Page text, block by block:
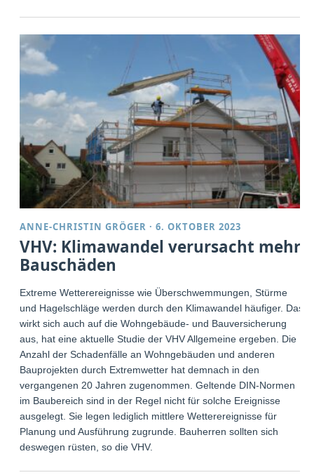
ANNE-CHRISTIN GRÖGER ·6. OKTOBER 2023
VHV: Klimawandel verursacht mehr
Bauschäden
Extreme Wetterereignisse wie Überschwemmungen, Stürme
und Hagelschläge werden durch den Klimawandel häufiger. Das
wirkt sich auch auf die Wohngebäude- und Bauversicherung
aus, hat eine aktuelle Studie der VHV Allgemeine ergeben. Die
Anzahl der Schadenfälle an Wohngebäuden und anderen
Bauprojekten durch Extremwetter hat demnach in den
vergangenen 20 Jahren zugenommen. Geltende DIN-Normen
im Baubereich sind in der Regel nicht für solche Ereignisse
ausgelegt. Sie legen lediglich mittlere Wetterereignisse für
Planung und Ausführung zugrunde. Bauherren sollten sich
deswegen rüsten, so die VHV.